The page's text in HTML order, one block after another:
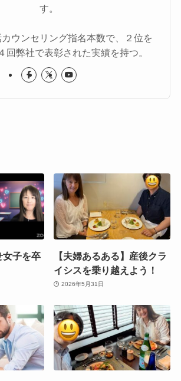
す。
ウンセリング指名本数で、２位を
回弊社で表彰された実績を持つ。
女子を卒
【夫婦あるある】産後クラ
イシスを乗り越えよう！
2026年5月31日